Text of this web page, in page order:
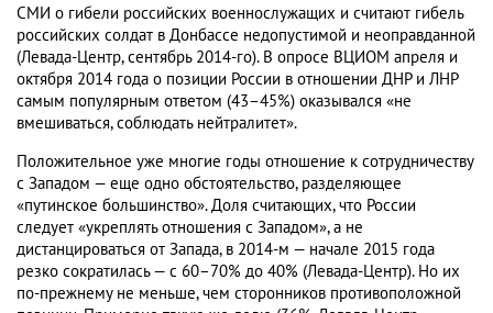
СМИ о гибели российских военнослужащих и считают гибель
российских солдат в Донбассе недопустимой и неоправданной
(Левада-Центр, сентябрь 2014-го). В опросе ВЦИОМ апреля и
октября 2014 года о позиции России в отношении ДНР и ЛНР
самым популярным ответом (43–45%) оказывался «не
вмешиваться, соблюдать нейтралитет».
Положительное уже многие годы отношение к сотрудничеству
с Западом — еще одно обстоятельство, разделяющее
«путинское большинство». Доля считающих, что России
следует «укреплять отношения с Западом», а не
дистанцироваться от Запада, в 2014-м — начале 2015 года
резко сократилась — с 60–70% до 40% (Левада-Центр). Но их
по-прежнему не меньше, чем сторонников противоположной